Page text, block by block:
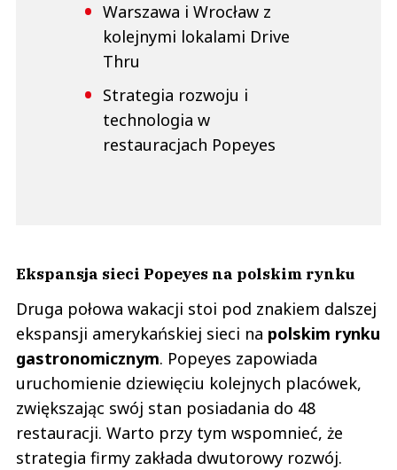
Warszawa i Wrocław z
kolejnymi lokalami Drive
Thru
Strategia rozwoju i
technologia w
restauracjach Popeyes
Ekspansja sieci Popeyes na polskim rynku
Druga połowa wakacji stoi pod znakiem dalszej
ekspansji amerykańskiej sieci na polskim rynku
gastronomicznym. Popeyes zapowiada
uruchomienie dziewięciu kolejnych placówek,
zwiększając swój stan posiadania do 48
restauracji. Warto przy tym wspomnieć, że
strategia firmy zakłada dwutorowy rozwój.